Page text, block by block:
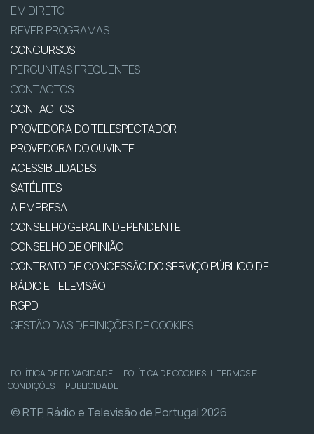
EM DIRETO
REVER PROGRAMAS
CONCURSOS
PERGUNTAS FREQUENTES
CONTACTOS
CONTACTOS
PROVEDORA DO TELESPECTADOR
PROVEDORA DO OUVINTE
ACESSIBILIDADES
SATÉLITES
A EMPRESA
CONSELHO GERAL INDEPENDENTE
CONSELHO DE OPINIÃO
CONTRATO DE CONCESSÃO DO SERVIÇO PÚBLICO DE
RÁDIO E TELEVISÃO
RGPD
GESTÃO DAS DEFINIÇÕES DE COOKIES
POLÍTICA DE PRIVACIDADE | POLÍTICA DE COOKIES | TERMOS E
CONDIÇÕES | PUBLICIDADE
© RTP, Rádio e Televisão de Portugal 2026